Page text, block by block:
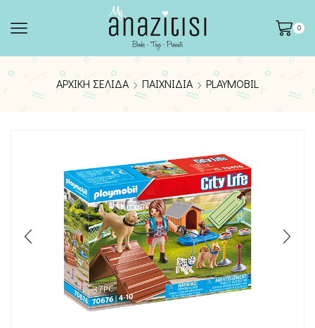
0
ΑΡΧΙΚΉ ΣΕΛΊΔΑ ΠΑΙΧΝΊΔΙΑ PLAYMOBIL